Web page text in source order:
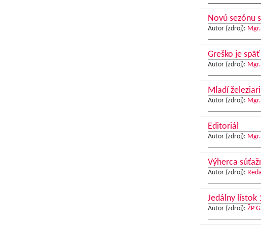
Novú sezónu
Autor (zdroj):
Greško je
Autor (zdroj):
Mladí
Autor (zdroj):
Editoriál
Autor (zdroj):
Výherca
Autor (zdroj):
Jedálny lístok
Autor (zdroj): ŽP